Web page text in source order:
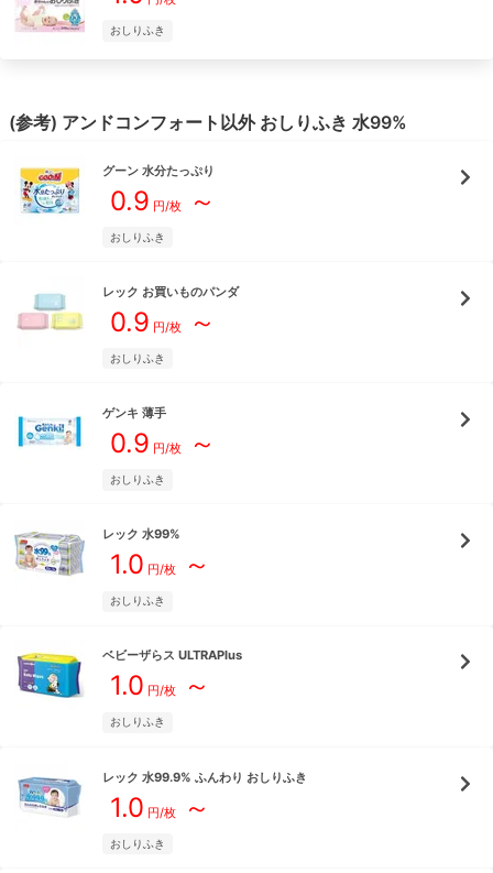
おしりふき
(参考) アンドコンフォート 以外 おしりふき 水99%
グーン 水分たっぷり
0.9 円/枚～
おしりふき
レック お買いものパンダ
0.9 円/枚～
おしりふき
ゲンキ 薄手
0.9 円/枚～
おしりふき
レック 水99%
1.0 円/枚～
おしりふき
ベビーザらス ULTRAPlus
1.0 円/枚～
おしりふき
レック 水99.9% ふんわり おしりふき
1.0 円/枚～
おしりふき